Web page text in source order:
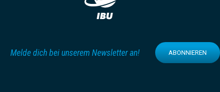
Melde dich bei unserem Newsletter an! ABONNIEREN